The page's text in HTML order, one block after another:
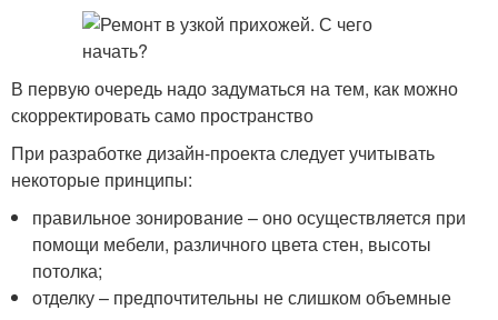
В первую очередь надо задуматься на тем, как можно
скорректировать само пространство
При разработке дизайн-проекта следует учитывать
некоторые принципы:
правильное зонирование – оно осуществляется при
помощи мебели, различного цвета стен, высоты
потолка;
отделку – предпочтительны не слишком объемные